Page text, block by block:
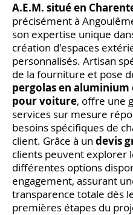
A.E.M. situé en
précisément à
son expertise unique
création d'espaces
personnalisés. Artisan
de la fourniture et pose
pergolas en aluminium
pour voiture, offre une
services sur mesure
besoins spécifiques de
client. Grâce à un devis
clients peuvent explorer
différentes options
engagement, assurant
transparence totale dès
premières étapes du